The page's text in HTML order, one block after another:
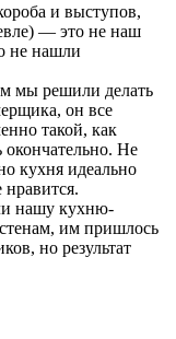
и выступов,
— это не наш
не нашли
мы решили делать
он все
такой, как
окончательно. Не
кухня идеально
нравится.
нашу кухню-
им пришлось
но результат